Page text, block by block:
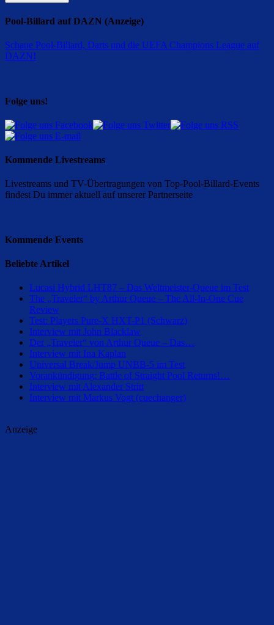
Pool-Billard auf DAZN (Anzeige)
Schaue Pool-Billard, Darts und die UEFA Champions League auf
DAZN!
Folge uns!
Kommende Livestreams
Livestreams und TV-Übertragungen von Top-Pool-Billard-Events
findest Du immer aktuell auf unserer Partnerseite
Kommende Events
Beliebte Artikel
Lucasi Hybrid LHT87 – Das Weltmeister-Queue im Test
The „Traveler“ by Arthur Queue – The All-In-One Cue
Review
Test: Players Pure-X HXT-P1 (Schwarz)
Interview mit John Blacklaw
Der „Traveler“ von Arthur Queue – Das…
Interview mit Ina Kaplan
Universal Break/Jump UNBB-5 im Test
Vorankündigung: Battle of Straight Pool Returns!…
Interview mit Alexander Stritt
Interview mit Markus Vogt (cuechanger)
Anzeige